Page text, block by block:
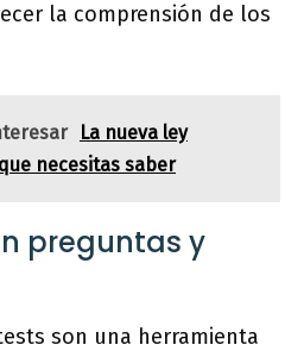
la comprensión de los
La nueva ley
necesitas saber
preguntas y
son una herramienta